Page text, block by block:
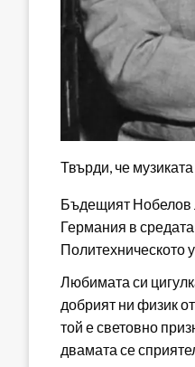
Твърди, че
Бъдещият Нобелов
Германия в
Политехническото
Любимата си
добрият ни физик
той е световно
двамата се